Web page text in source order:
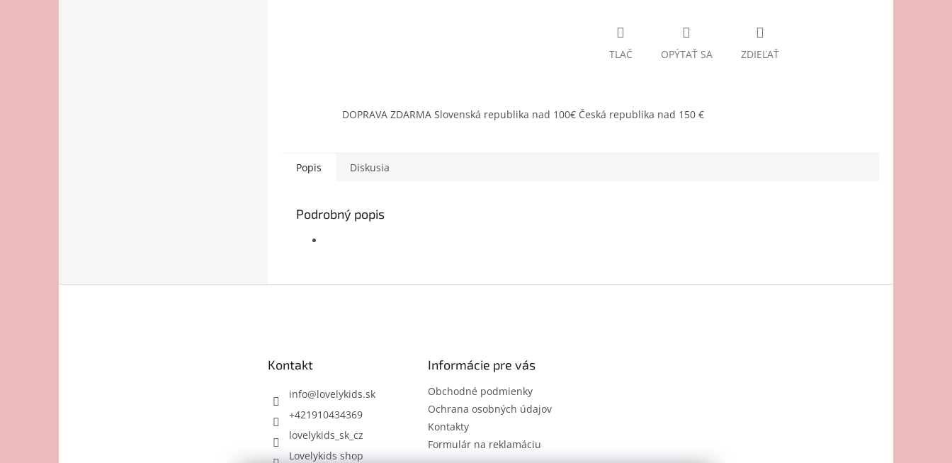
TLAČ OPÝTAŤ SA ZDIEĽAŤ
DOPRAVA ZDARMA Slovenská republika nad 100€ Česká republika nad 150 €
Popis Diskusia
Podrobný popis
Kontakt
info@lovelykids.sk
+421910434369
lovelykids_sk_cz
Lovelykids shop
Informácie pre vás
Obchodné podmienky
Ochrana osobných údajov
Kontakty
Formulár na reklamáciu